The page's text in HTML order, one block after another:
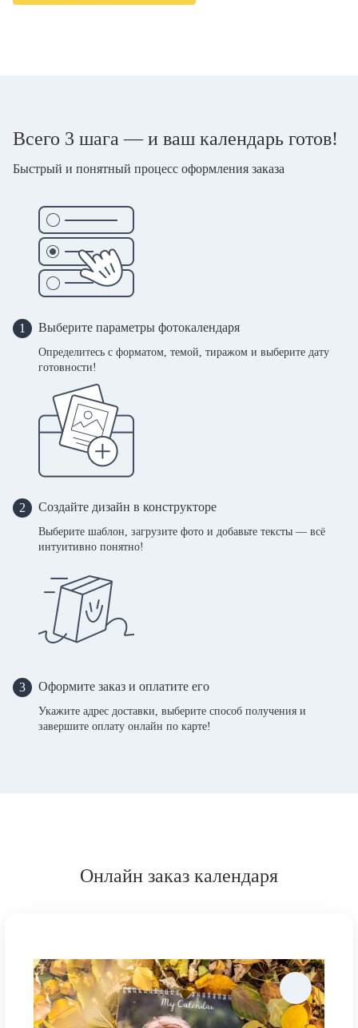
Всего 3 шага — и ваш календарь готов!
Быстрый и понятный процесс оформления заказа
1 Выберите параметры фотокалендаря
Определитесь с форматом, темой, тиражом и выберите дату
готовности!
2 Создайте дизайн в конструкторе
Выберите шаблон, загрузите фото и добавьте тексты — всё
интуитивно понятно!
3 Оформите заказ и оплатите его
Укажите адрес доставки, выберите способ получения и
завершите оплату онлайн по карте!
Онлайн заказ календаря